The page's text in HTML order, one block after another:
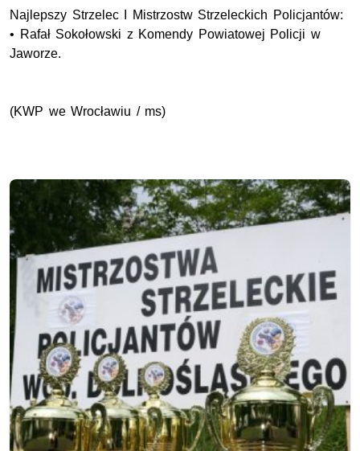
Najlepszy Strzelec I Mistrzostw Strzeleckich Policjantów:
• Rafał Sokołowski z Komendy Powiatowej Policji w
Jaworze.
(KWP we Wrocławiu / ms)